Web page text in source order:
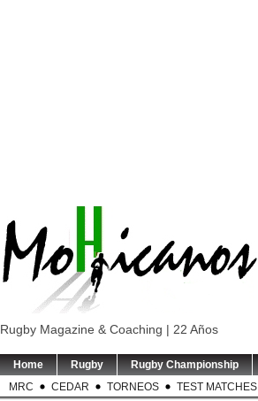
Rugby Magazine & Coaching | 22 Años
Home Rugby Rugby Championship
MRC
CEDAR TORNEOS TEST MATCHES